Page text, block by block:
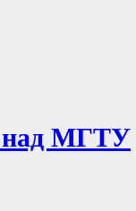
над МГТУ